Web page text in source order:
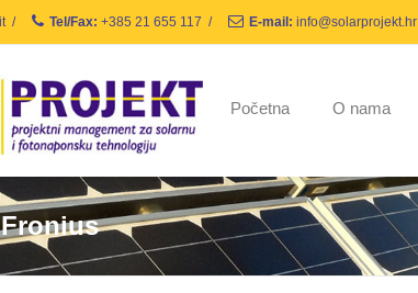
/ Tel/Fax: +385 21 655 117 / E-mail: info@solarprojekt.hr
Početna O nama